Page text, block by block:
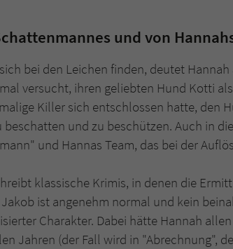
und von
bei den Leichen finden, deutet
versucht, ihren geliebten Hund Kotti
Killer sich entschlossen hatte, den
beschatten und zu beschützen. Auch in
und Hannas Team, das bei der
klassische Krimis, in denen die
ist angenehm normal und kein
Charakter. Dabei hätte Hannah
Jahren (der Fall wird in "Abrechnung",